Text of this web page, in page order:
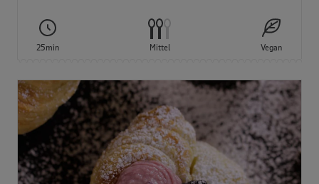
25min Mittel Vegan